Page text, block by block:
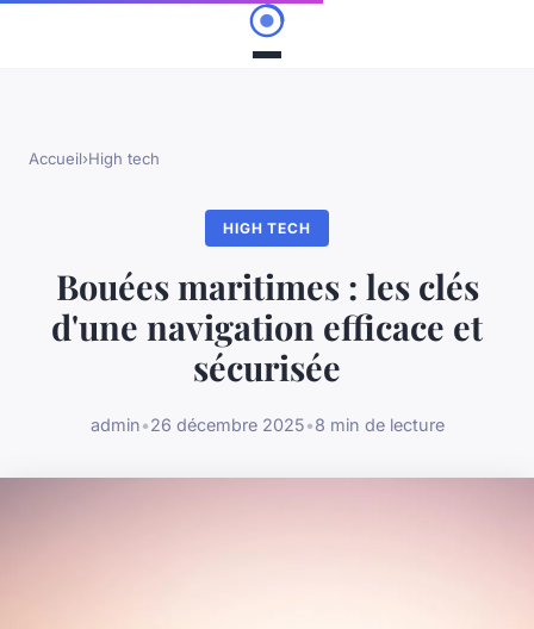
Accueil›High tech
HIGH TECH
Bouées maritimes : les clés
d'une navigation efficace et
sécurisée
admin•26 décembre 2025•8 min de lecture